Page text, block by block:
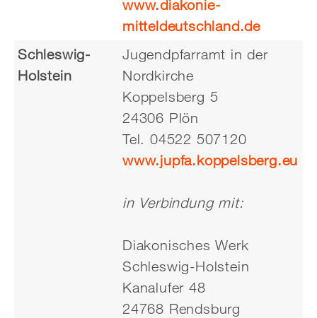
www.diakonie-
mitteldeutschland.de
Schleswig-
Holstein
Jugendpfarramt in der
Nordkirche
Koppelsberg 5
24306 Plön
Tel. 04522 507120
www.jupfa.koppelsberg.eu
in Verbindung mit:
Diakonisches Werk
Schleswig-Holstein
Kanalufer 48
24768 Rendsburg